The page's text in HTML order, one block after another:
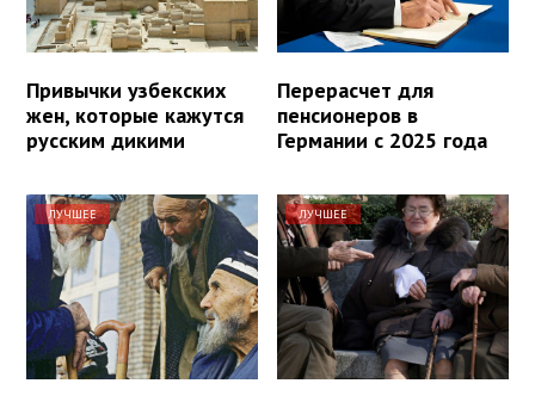
Привычки узбекских
жен, которые кажутся
русским дикими
Перерасчет для
пенсионеров в
Германии с 2025 года
ЛУЧШЕЕ ЛУЧШЕЕ